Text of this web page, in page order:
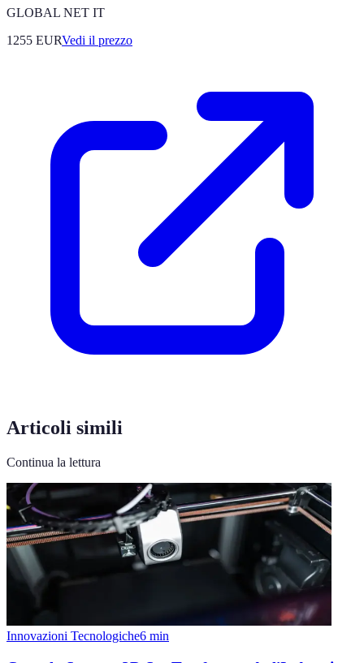
GLOBAL NET IT
1255 EURVedi il prezzo
Articoli simili
Continua la lettura
Innovazioni Tecnologiche6 min